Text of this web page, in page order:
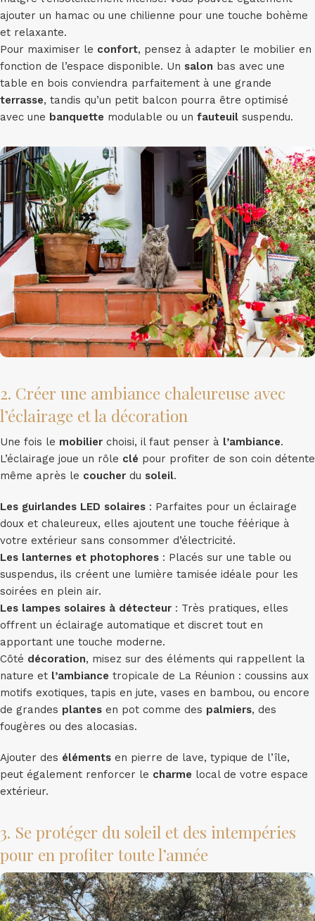
ajouter un hamac ou une chilienne pour une touche bohème
et relaxante.
Pour maximiser le confort, pensez à adapter le mobilier en
fonction de l’espace disponible. Un salon bas avec une
table en bois conviendra parfaitement à une grande
terrasse, tandis qu’un petit balcon pourra être optimisé
avec une banquette modulable ou un fauteuil suspendu.
2. Créer une ambiance chaleureuse avec
l’éclairage et la décoration
Une fois le mobilier choisi, il faut penser à l’ambiance.
L’éclairage joue un rôle clé pour profiter de son coin détente
même après le coucher du soleil.
Les guirlandes LED solaires : Parfaites pour un éclairage
doux et chaleureux, elles ajoutent une touche féérique à
votre extérieur sans consommer d’électricité.
Les lanternes et photophores : Placés sur une table ou
suspendus, ils créent une lumière tamisée idéale pour les
soirées en plein air.
Les lampes solaires à détecteur : Très pratiques, elles
offrent un éclairage automatique et discret tout en
apportant une touche moderne.
Côté décoration, misez sur des éléments qui rappellent la
nature et l’ambiance tropicale de La Réunion : coussins aux
motifs exotiques, tapis en jute, vases en bambou, ou encore
de grandes plantes en pot comme des palmiers, des
fougères ou des alocasias.
Ajouter des éléments en pierre de lave, typique de l’île,
peut également renforcer le charme local de votre espace
extérieur.
3. Se protéger du soleil et des intempéries
pour en profiter toute l’année